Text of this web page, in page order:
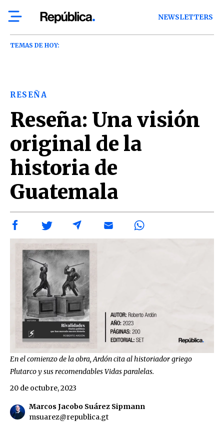
NEWSLETTERS
TEMAS DE HOY:
RESEÑA
Reseña: Una visión
original de la
historia de
Guatemala
En el comienzo de la obra, Ardón cita al historiador griego
Plutarco y sus recomendables Vidas paralelas.
Marcos Jacobo Suárez Sipmann
msuarez@republica.gt
20 de octubre, 2023